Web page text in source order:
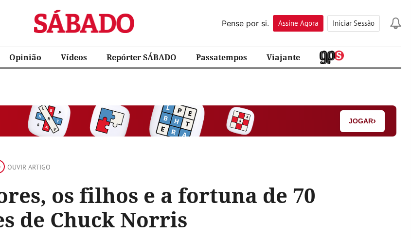
Sábado
Pense por si.
Assine Agora Iniciar Sessão
Opinião Vídeos Repórter SÁBADO Passatempos Viajante
JOGAR›
OUVIR ARTIGO
os filhos e a fortuna de 70
de Chuck Norris